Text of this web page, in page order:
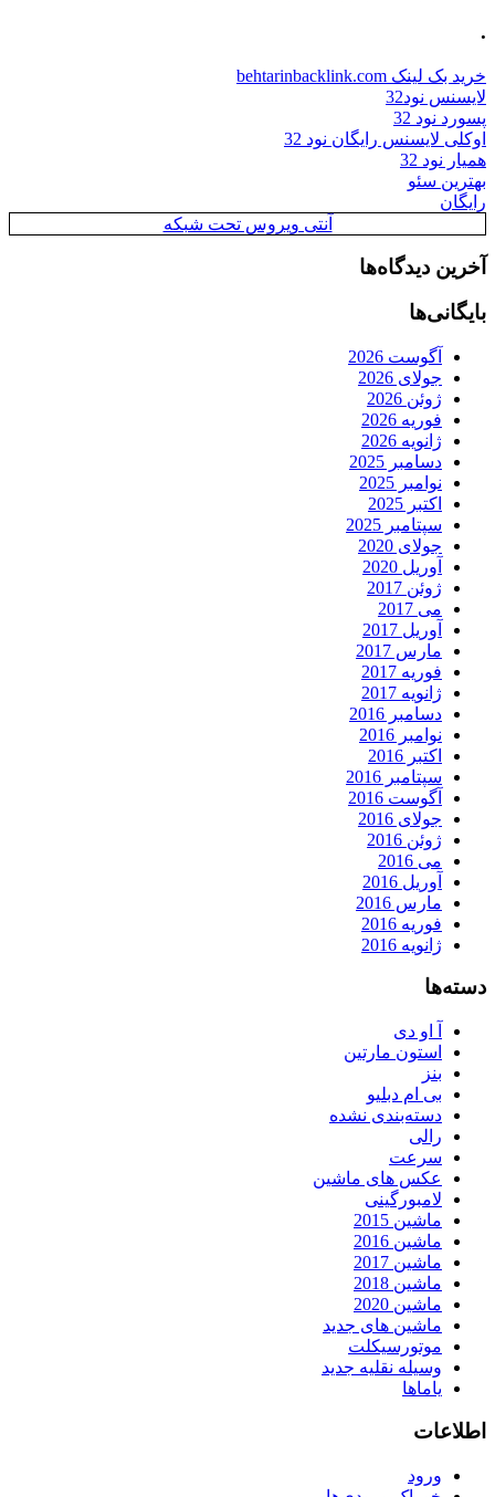
.
خرید بک لینک behtarinbacklink.com
لایسنس نود32
پسورد نود 32
اوکلی لایسنس رایگان نود 32
همیار نود 32
بهترین سئو
رایگان
آنتی ویروس تحت شبکه
آخرین دیدگاه‌ها
بایگانی‌ها
آگوست 2026
جولای 2026
ژوئن 2026
فوریه 2026
ژانویه 2026
دسامبر 2025
نوامبر 2025
اکتبر 2025
سپتامبر 2025
جولای 2020
آوریل 2020
ژوئن 2017
می 2017
آوریل 2017
مارس 2017
فوریه 2017
ژانویه 2017
دسامبر 2016
نوامبر 2016
اکتبر 2016
سپتامبر 2016
آگوست 2016
جولای 2016
ژوئن 2016
می 2016
آوریل 2016
مارس 2016
فوریه 2016
ژانویه 2016
دسته‌ها
آ او دی
استون مارتین
بنز
بی ام دبلیو
دسته‌بندی نشده
رالی
سرعت
عکس های ماشین
لامبورگینی
ماشین 2015
ماشین 2016
ماشین 2017
ماشین 2018
ماشین 2020
ماشین های جدید
موتورسیکلت
وسیله نقلیه جدید
یاماها
اطلاعات
ورود